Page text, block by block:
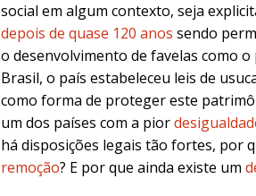
social em algum contexto, seja
depois de quase 120 anos sendo
o desenvolvimento de favelas como
Brasil, o país estabeleceu leis de
como forma de proteger este
um dos países com a pior
há disposições legais tão fortes, por
remoção? E por que ainda existe um